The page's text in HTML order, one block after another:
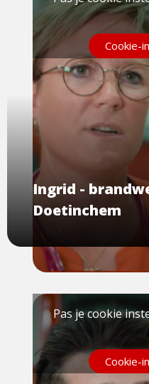
Cookie-
Ingrid -
Doetinchem
Pas je cookie
Cookie-